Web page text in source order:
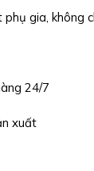
gia, không
24/7
xuất